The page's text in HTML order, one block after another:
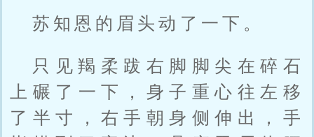
苏知恩的眉头动了一下。
只见羯柔跋右脚脚尖在碎石
上碾了一下，身子重心往左移
了半寸，右手朝身侧伸出，手